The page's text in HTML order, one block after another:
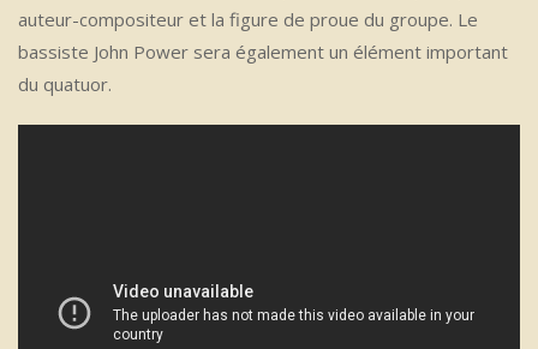
auteur-compositeur et la figure de proue du groupe. Le
bassiste John Power sera également un élément important
du quatuor.